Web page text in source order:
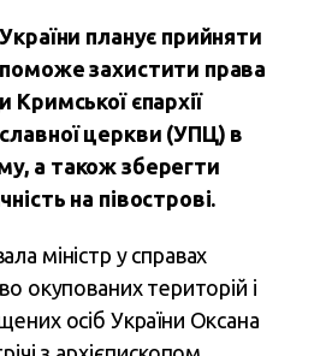
планує прийняти
захистити права
Кримської єпархії
церкви (УПЦ) в
а також зберегти
на півострові.
міністр у справах
окупованих територій і
осіб України Оксана